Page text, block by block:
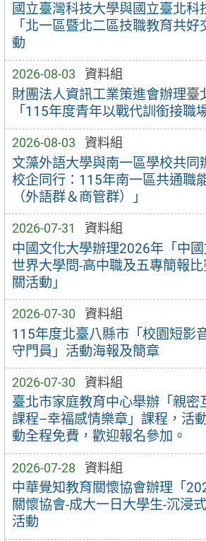
國立臺灣科技大學與國立臺北科
「北一區暨北二區技職教育共
動
2026-08-03 資料組
財團法人資訊工業策進會辦理臺
「115年度青年以戰代訓銜接職
2026-08-03 資料組
文藻外語大學與南一區學校共同
校企同行：115年南一區共通職
（外語群＆商管群）」
2026-07-31 資料組
中國文化大學辦理2026年「中
世界大學問-高中職及五專簡報
關活動」
2026-07-30 資料組
115年度北臺八縣市「校園短影
守門員」活動海報及簡章
2026-07-30 資料組
臺北市家庭教育中心舉辦「親密
課程–幸福感情樂章」課程，活
動全程免費，歡迎報名參加。
2026-07-28 資料組
中華覺知教育關懷協會辦理「
關懷協會-成大一日大學生-沉浸
活動